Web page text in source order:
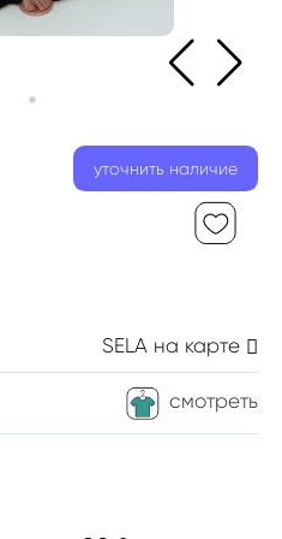
уточнить наличие
SELA на карте
смотреть